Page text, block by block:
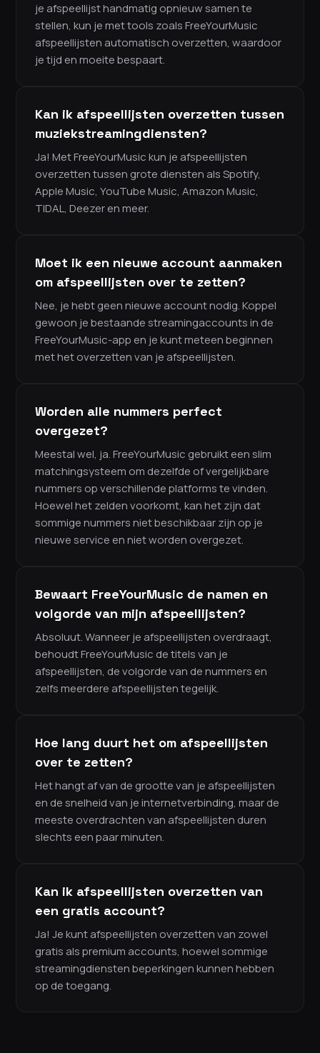
je afspeellijst handmatig opnieuw samen te
stellen, kun je met tools zoals FreeYourMusic
afspeellijsten automatisch overzetten, waardoor
je tijd en moeite bespaart.
Kan ik afspeellijsten overzetten tussen
muziekstreamingdiensten?
Ja! Met FreeYourMusic kun je afspeellijsten
overzetten tussen grote diensten als Spotify,
Apple Music, YouTube Music, Amazon Music,
TIDAL, Deezer en meer.
Moet ik een nieuwe account aanmaken
om afspeellijsten over te zetten?
Nee, je hebt geen nieuwe account nodig. Koppel
gewoon je bestaande streamingaccounts in de
FreeYourMusic-app en je kunt meteen beginnen
met het overzetten van je afspeellijsten.
Worden alle nummers perfect
overgezet?
Meestal wel, ja. FreeYourMusic gebruikt een slim
matchingsysteem om dezelfde of vergelijkbare
nummers op verschillende platforms te vinden.
Hoewel het zelden voorkomt, kan het zijn dat
sommige nummers niet beschikbaar zijn op je
nieuwe service en niet worden overgezet.
Bewaart FreeYourMusic de namen en
volgorde van mijn afspeellijsten?
Absoluut. Wanneer je afspeellijsten overdraagt,
behoudt FreeYourMusic de titels van je
afspeellijsten, de volgorde van de nummers en
zelfs meerdere afspeellijsten tegelijk.
Hoe lang duurt het om afspeellijsten
over te zetten?
Het hangt af van de grootte van je afspeellijsten
en de snelheid van je internetverbinding, maar de
meeste overdrachten van afspeellijsten duren
slechts een paar minuten.
Kan ik afspeellijsten overzetten van
een gratis account?
Ja! Je kunt afspeellijsten overzetten van zowel
gratis als premium accounts, hoewel sommige
streamingdiensten beperkingen kunnen hebben
op de toegang.